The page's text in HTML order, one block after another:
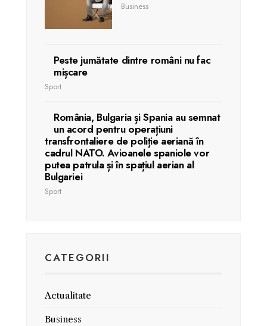
Business
Peste jumătate dintre români nu fac
mișcare
Sport
România, Bulgaria și Spania au semnat
un acord pentru operațiuni
transfrontaliere de poliție aeriană în
cadrul NATO. Avioanele spaniole vor
putea patrula și în spațiul aerian al
Bulgariei
Sport
CATEGORII
Actualitate
Business